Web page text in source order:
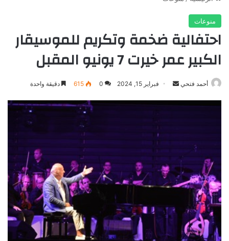
منوعات
احتفالية ضخمة وتكريم للموسيقار
الكبير عمر خيرت 7 يونيو المقبل
أحمد فتحي
أرسل فبراير 15, 2024 0
615 دقيقة واحدة